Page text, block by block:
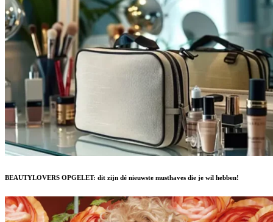
BEAUTYLOVERS OPGELET: dit zijn dé nieuwste musthaves die je wil hebben!